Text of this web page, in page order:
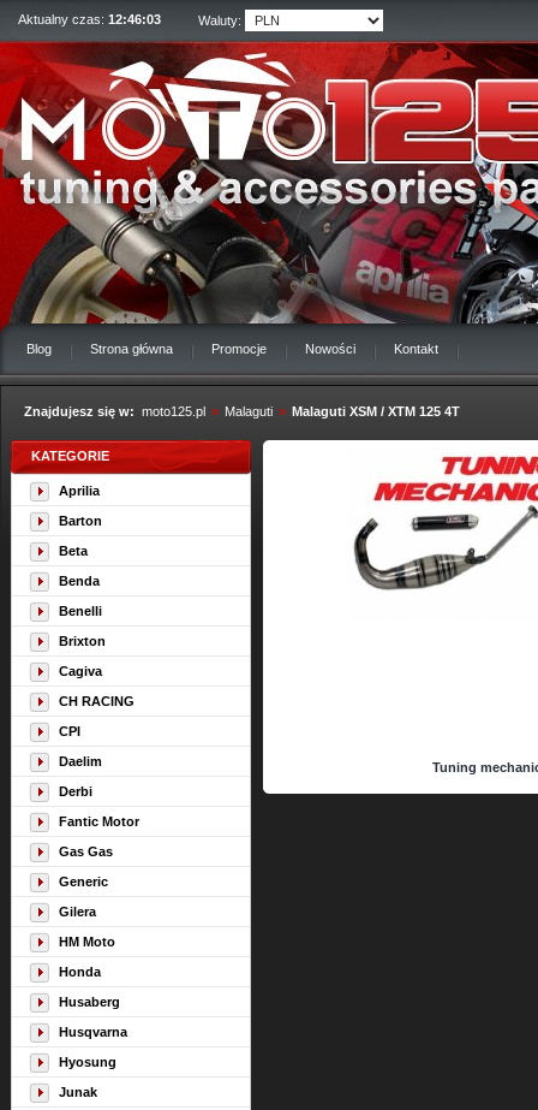
Aktualny czas: 12:46:04 Waluty:
Blog Strona główna Promocje Nowości Kontakt
Znajdujesz się w: moto125.pl » Malaguti » Malaguti XSM / XTM 125 4T
KATEGORIE
Aprilia
Barton
Beta
Benda
Benelli
Brixton
Cagiva
CH RACING
CPI
Daelim
Derbi
Fantic Motor
Gas Gas
Generic
Gilera
HM Moto
Honda
Husaberg
Husqvarna
Hyosung
Junak
Tuning